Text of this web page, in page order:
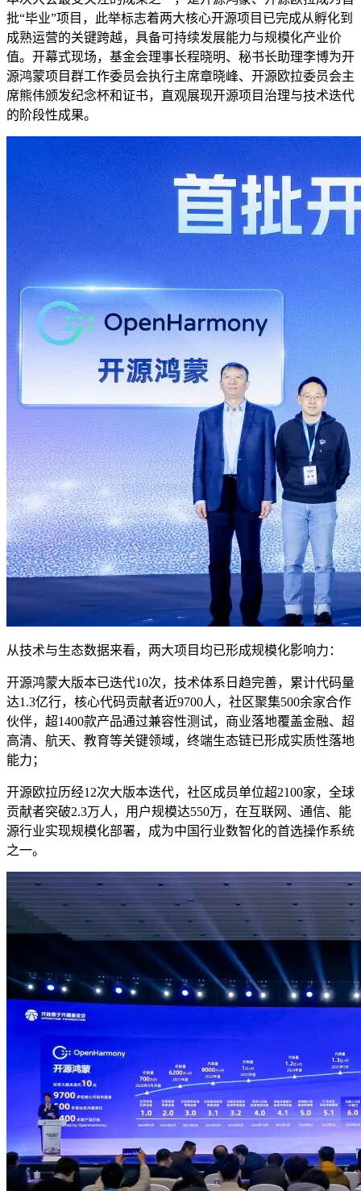
批“毕业”项目，此举标志着两大核心开源项目已完成从孵化到
成熟运营的关键跨越，具备可持续发展能力与规模化产业价
值。开幕式现场，基金会理事长程晓明、秘书长助理李博为开
源鸿蒙项目群工作委员会执行主席章晓峰、开源欧拉委员会主
席熊伟颁发纪念杯和证书，直观展现开源项目治理与技术迭代
的阶段性成果。
从技术与生态数据来看，两大项目均已形成规模化影响力：
开源鸿蒙大版本已迭代10次，技术体系日趋完善，累计代码量
达1.3亿行，核心代码贡献者近9700人，社区聚集500余家合作
伙伴，超1400款产品通过兼容性测试，商业落地覆盖金融、超
高清、航天、教育等关键领域，终端生态链已形成实质性落地
能力；
开源欧拉历经12次大版本迭代，社区成员单位超2100家，全球
贡献者突破2.3万人，用户规模达550万，在互联网、通信、能
源行业实现规模化部署，成为中国行业数智化的首选操作系统
之一。